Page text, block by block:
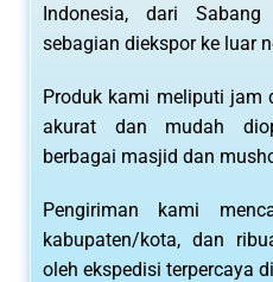
Indonesia, dari
sebagian diekspor ke luar
Produk kami meliputi jam
akurat dan mudah
berbagai masjid dan
Pengiriman kami
kabupaten/kota, dan
oleh ekspedisi terpercaya